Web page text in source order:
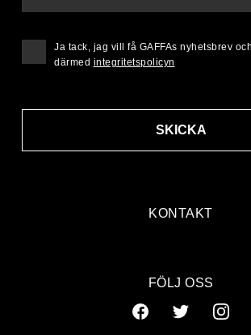
KONTAKT
SKICKA
Ja tack, jag vill få GAFFAs nyhetsbrev
därmed integritetspolicyn
FÖLJ OSS